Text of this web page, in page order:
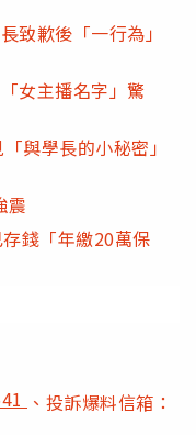
歉後「一行為」
女主播名字」驚
與學長的小秘密」
震
錢「年繳20萬保
、投訴爆料信箱：